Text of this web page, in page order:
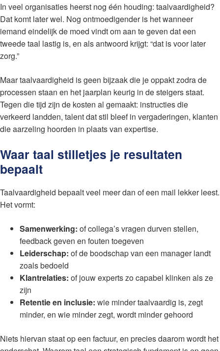
In veel organisaties heerst nog één houding: taalvaardigheid?
Dat komt later wel. Nog ontmoedigender is het wanneer
iemand eindelijk de moed vindt om aan te geven dat een
tweede taal lastig is, en als antwoord krijgt: “dat is voor later
zorg.”
Maar taalvaardigheid is geen bijzaak die je oppakt zodra de
processen staan en het jaarplan keurig in de steigers staat.
Tegen die tijd zijn de kosten al gemaakt: instructies die
verkeerd landden, talent dat stil bleef in vergaderingen, klanten
die aarzeling hoorden in plaats van expertise.
Waar taal stilletjes je resultaten
bepaalt
Taalvaardigheid bepaalt veel meer dan of een mail lekker leest.
Het vormt:
Samenwerking: of collega’s vragen durven stellen,
feedback geven en fouten toegeven
Leiderschap: of de boodschap van een manager landt
zoals bedoeld
Klantrelaties: of jouw experts zo capabel klinken als ze
zijn
Retentie en inclusie: wie minder taalvaardig is, zegt
minder, en wie minder zegt, wordt minder gehoord
Niets hiervan staat op een factuur, en precies daarom wordt het